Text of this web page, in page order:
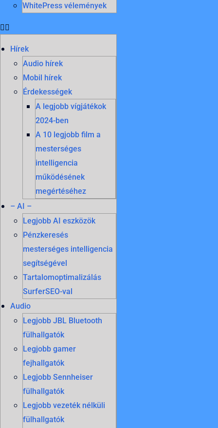
WhitePress vélemények
Hírek
Audio hírek
Mobil hírek
Érdekességek
A legjobb vígjátékok
2024-ben
A 10 legjobb film a
mesterséges
intelligencia
működésének
megértéséhez
– AI –
Legjobb AI eszközök
Pénzkeresés
mesterséges intelligencia
segítségével
Tartalomoptimalizálás
SurferSEO-val
Audio
Legjobb JBL Bluetooth
fülhallgatók
Legjobb gamer
fejhallgatók
Legjobb Sennheiser
fülhallgatók
Legjobb vezeték nélküli
fülhallgatók